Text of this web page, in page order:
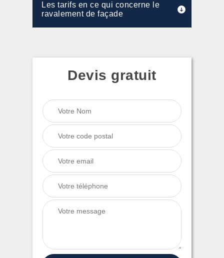
Les tarifs en ce qui concerne le
ravalement de façade
Devis gratuit